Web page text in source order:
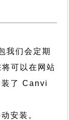
我们会定期
可以在网站
装了 Canvi
安装。